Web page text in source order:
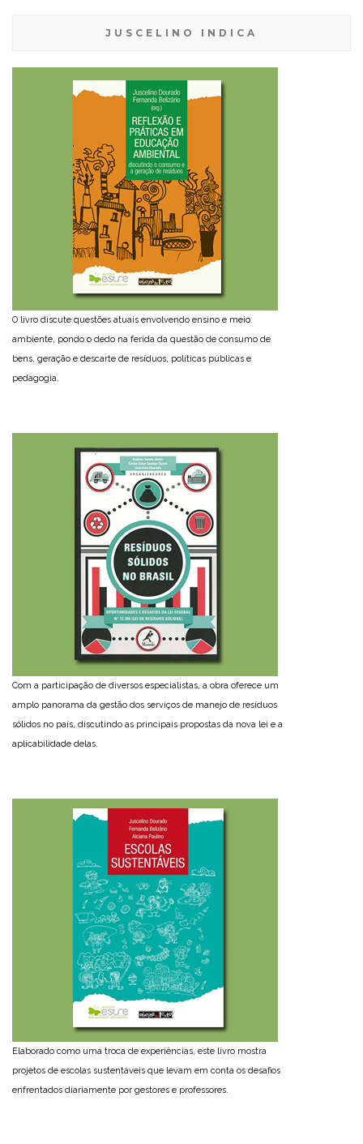
JUSCELINO INDICA
O livro discute questões atuais envolvendo ensino e meio
ambiente, pondo o dedo na ferida da questão de consumo de
bens, geração e descarte de resíduos, políticas públicas e
pedagogia.
Com a participação de diversos especialistas, a obra oferece um
amplo panorama da gestão dos serviços de manejo de resíduos
sólidos no país, discutindo as principais propostas da nova lei e a
aplicabilidade delas.
Elaborado como uma troca de experiências, este livro mostra
projetos de escolas sustentáveis que levam em conta os desafios
enfrentados diariamente por gestores e professores.